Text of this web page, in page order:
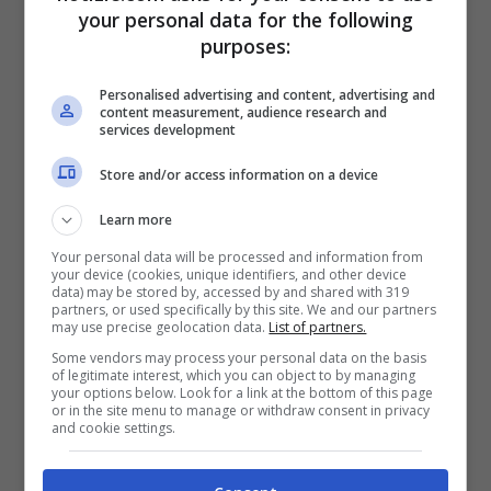
con queste situazioni”
La contestazione a Molinari all’università di Napoli
Federico II (Ansa Notizie.com)
your personal data for the following
purposes:
Personalised advertising and content, advertising and
content measurement, audience research and
services development
Store and/or access information on a device
Learn more
Your personal data will be processed and information from
your device (cookies, unique identifiers, and other device
data) may be stored by, accessed by and shared with 319
partners, or used specifically by this site. We and our partners
may use precise geolocation data. List of partners.
Some vendors may process your personal data on the basis
of legitimate interest, which you can object to by managing
your options below. Look for a link at the bottom of this page
or in the site menu to manage or withdraw consent in privacy
and cookie settings.